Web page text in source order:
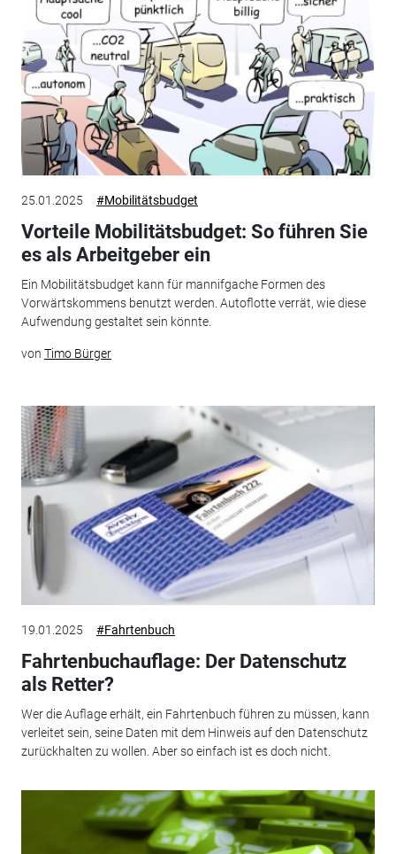
25.01.2025 #Mobilitätsbudget
Vorteile Mobilitätsbudget: So führen Sie
es als Arbeitgeber ein
Ein Mobilitätsbudget kann für mannifgache Formen des
Vorwärtskommens benutzt werden. Autoflotte verrät, wie diese
Aufwendung gestaltet sein könnte.
von Timo Bürger
19.01.2025 #Fahrtenbuch
Fahrtenbuchauflage: Der Datenschutz
als Retter?
Wer die Auflage erhält, ein Fahrtenbuch führen zu müssen, kann
verleitet sein, seine Daten mit dem Hinweis auf den Datenschutz
zurückhalten zu wollen. Aber so einfach ist es doch nicht.